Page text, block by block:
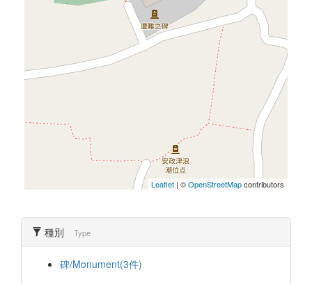
Leaflet | ©OpenStreetMapcontributors
種別 Type
碑/Monument(3件)